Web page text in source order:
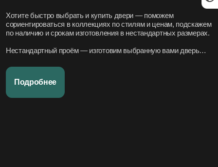
Хотите быстро выбрать и купить двери — поможем
сориентироваться в коллекциях по стилям и ценам, подскажем
по наличию и срокам изготовления в нестандартных размерах.
Нестандартный проём — изготовим выбранную вами дверь
подходящие модели по дизайн-проекту или по фото.
Подробнее